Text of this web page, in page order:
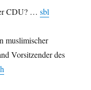
CDU? …sbl
muslimischer
Vorsitzender des